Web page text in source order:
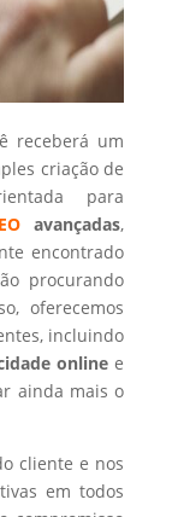
receberá um
criação de
para
avançadas,
encontrado
procurando
oferecemos
incluindo
online e
ainda mais o
cliente e nos
em todos